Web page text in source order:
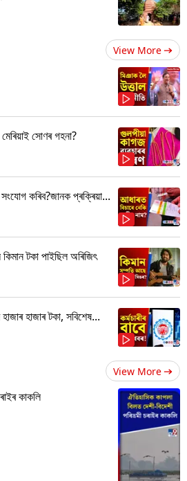
View More
সোণৰ গহনা?
কৰিব?জানক প্ৰক্ৰিয়া...
টকা পাইছিল অৰিজিৎ
হাজাৰ টকা, সবিশেষ...
View More
কাকলি